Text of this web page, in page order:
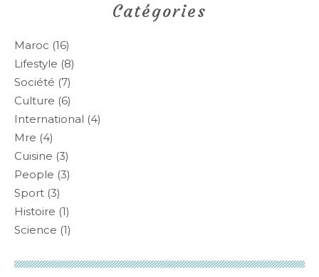
Catégories
Maroc (16)
Lifestyle (8)
Société (7)
Culture (6)
International (4)
Mre (4)
Cuisine (3)
People (3)
Sport (3)
Histoire (1)
Science (1)